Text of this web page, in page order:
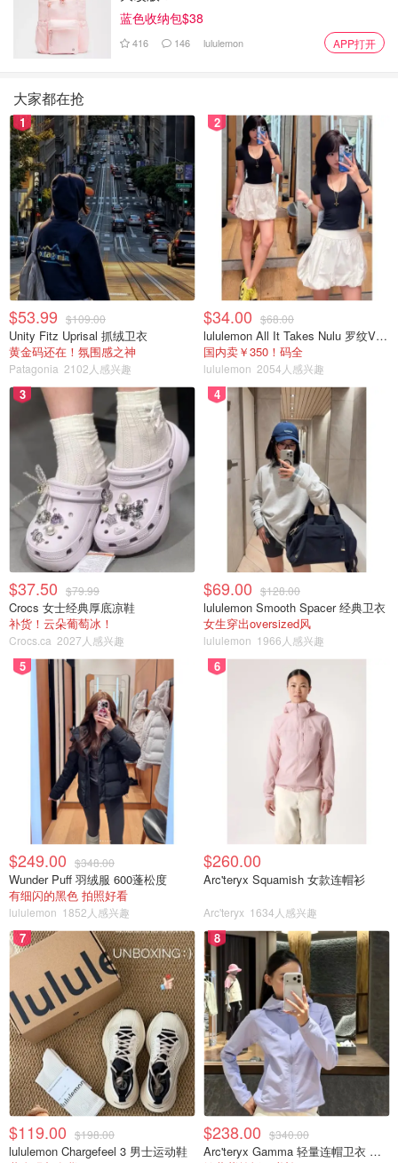
蓝色收纳包$38
416 146 lululemon APP打开
大家都在抢
1
$53.99 $109.00
Unity Fitz Uprisal 抓绒卫衣
黄金码还在！氛围感之神
Patagonia 2102人感兴趣
2
$34.00 $68.00
lululemon All It Takes Nulu 罗纹V领短袖T恤
国内卖￥350！码全
lululemon 2054人感兴趣
3
$37.50 $79.99
Crocs 女士经典厚底凉鞋
补货！云朵葡萄冰！
Crocs.ca 2027人感兴趣
4
$69.00 $128.00
lululemon Smooth Spacer 经典卫衣
女生穿出oversized风
lululemon 1966人感兴趣
5
$249.00 $348.00
Wunder Puff 羽绒服 600蓬松度
有细闪的黑色 拍照好看
lululemon 1852人感兴趣
6
$260.00
Arc'teryx Squamish 女款连帽衫
Arc'teryx 1634人感兴趣
7
$119.00 $198.00
lululemon Chargefeel 3 男士运动鞋
8
$238.00 $340.00
Arc'teryx Gamma 轻量连帽卫衣 女款